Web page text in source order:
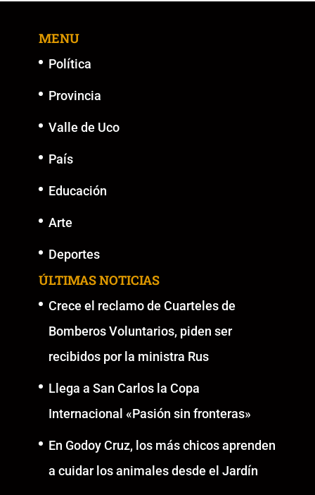
MENU
Política
Provincia
Valle de Uco
País
Educación
Arte
Deportes
ÚLTIMAS NOTICIAS
Crece el reclamo de Cuarteles de
Bomberos Voluntarios, piden ser
recibidos por la ministra Rus
Llega a San Carlos la Copa
Internacional «Pasión sin fronteras»
En Godoy Cruz, los más chicos aprenden
a cuidar los animales desde el Jardín